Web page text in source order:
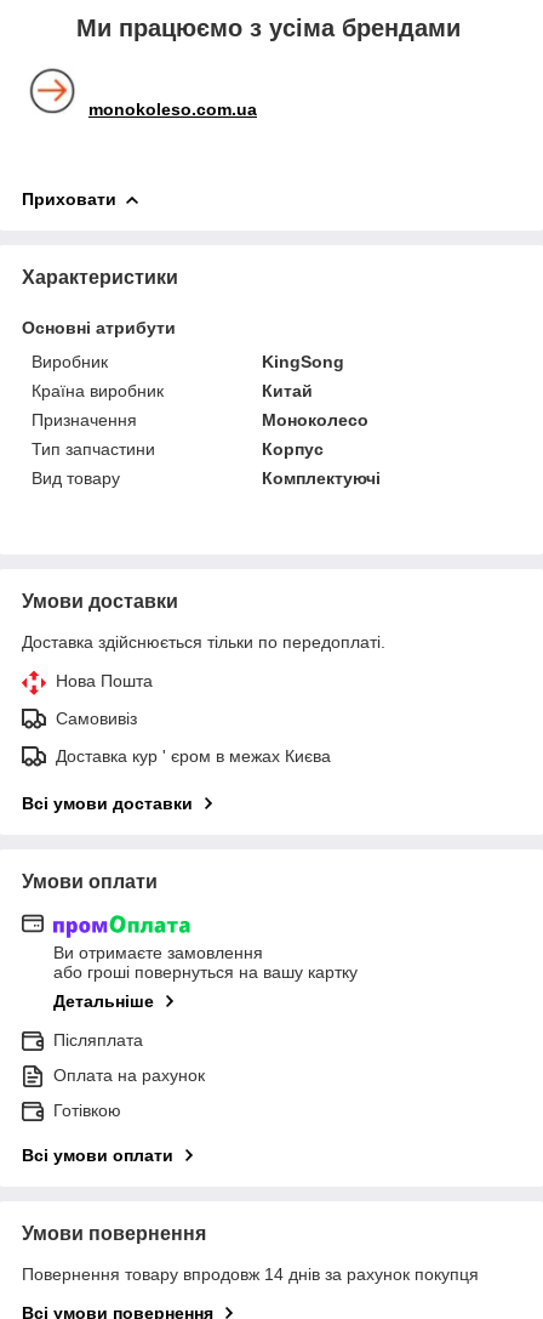
Ми працюємо з усіма брендами
monokoleso.com.ua
Приховати
Характеристики
Основні атрибути
Виробник
KingSong
Країна виробник
Китай
Призначення
Моноколесо
Тип запчастини
Корпус
Вид товару
Комплектуючі
Умови доставки
Доставка здійснюється тільки по передоплаті.
Нова Пошта
Самовивіз
Доставка кур ' єром в межах Києва
Всі умови доставки
Умови оплати
Ви отримаєте замовлення
або гроші повернуться на вашу картку
Детальніше
Післяплата
Оплата на рахунок
Готівкою
Всі умови оплати
Умови повернення
Повернення товару впродовж 14 днів за рахунок покупця
Всі умови повернення